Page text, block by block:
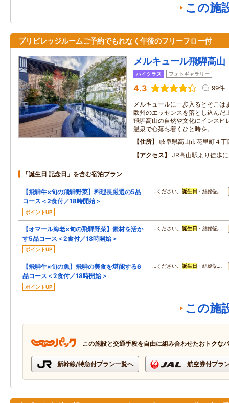
この施
プリビレッジルームご予約でもれなく午後のフリーフロー付
メルキュール飛騨高山
ハイクラス フォトギャラリー
4.3 99件
メルキュールに一歩入るとそこは
欧州のエッセンスを落とし込んだ
飛騨高山の自然や文化にインスピ
温泉で心落ち着くひと時を。
住所
岐阜県高山市花里町４丁
アクセス
JR高山駅より徒歩
「誕生日 記念日」を含む宿泊プラン
【飛騨牛×旬の飛騨野菜】料理長厳選の5品
コース＜2食付／18時開始＞
ポイントUP
…ください。 誕生日 ・結婚記…
【オマール海老×旬の飛騨野菜】素材を活か
す5品コース＜2食付／18時開始＞
ポイントUP
…ください。 誕生日 ・結婚記…
【飛騨牛×旬の魚】飛騨の美食を堪能する6
品コース＜2食付／18時開始＞
ポイントUP
…ください。 誕生日 ・結婚記…
この施
この施設と交通手段を自由に組み合わせたおトクな
新幹線/特急付プラン一覧へ 航空券付プラ